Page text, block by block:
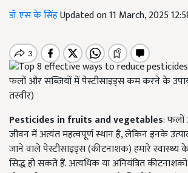
डॉ एस के सिंहUpdated on 11 March, 2025
फलों और सब्जियों में पेस्टीसाइड्स कम करने के
तस्वीर)
Pesticides in fruits and vegetables: फलों
जीवन में अत्यंत महत्वपूर्ण स्थान है, लेकिन इनके
जाने वाले पेस्टीसाइड्स (कीटनाशक) हमारे स्वास्थ्य
सिद्ध हो सकते हैं. अत्यधिक या अनियंत्रित